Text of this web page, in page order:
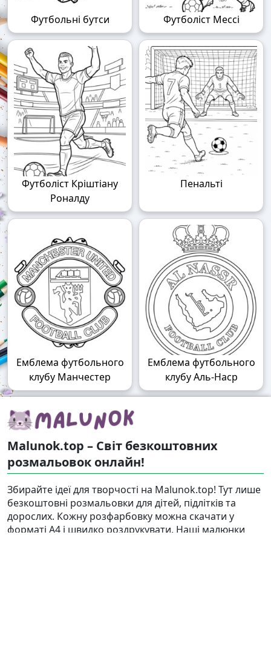
Футбольні бутси Футболіст Мессі
Футболіст Кріштіану
Роналду
Пенальті
Емблема футбольного
клубу Манчестер
Емблема футбольного
клубу Аль-Наср
Malunok.top – Світ безкоштовних
розмальовок онлайн!
Збирайте ідеї для творчості на Malunok.top! Тут лише
безкоштовні розмальовки для дітей, підлітків та
дорослих. Кожну розфарбовку можна скачати у
форматі А4 і швидко роздрукувати. Наші малюнки